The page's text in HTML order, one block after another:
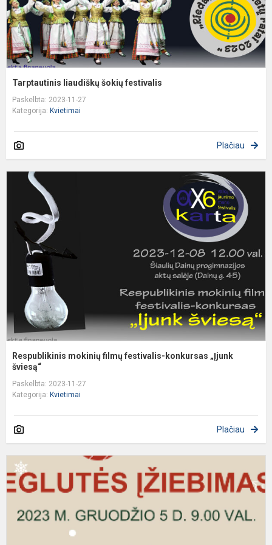
Tarptautinis liaudiškų šokių festivalis
Paskelbta: 2023-11-27
Kategorija: Kvietimai
Plačiau
Respublikinis mokinių filmų festivalis-konkursas „Įjunk
šviesą“
Paskelbta: 2023-11-27
Kategorija: Kvietimai
Plačiau